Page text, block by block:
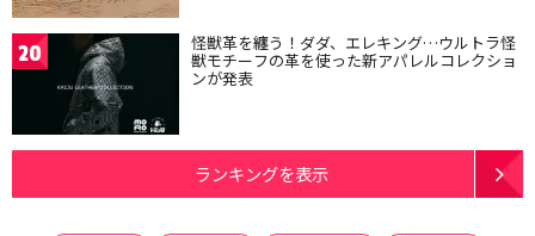
20 怪獣革を纏う！ダダ、エレキング…ウルトラ怪
獣モチーフの革を使った新アパレルコレクショ
ンが発表
ランキングを表示